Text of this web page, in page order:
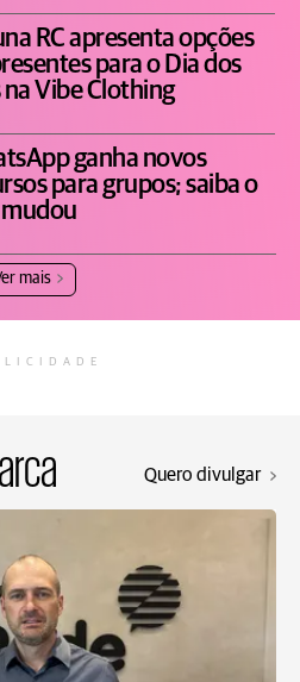
RC apresenta opções
para o Dia dos
na Vibe Clothing
ganha novos
para grupos; saiba o
mais
Quero divulgar